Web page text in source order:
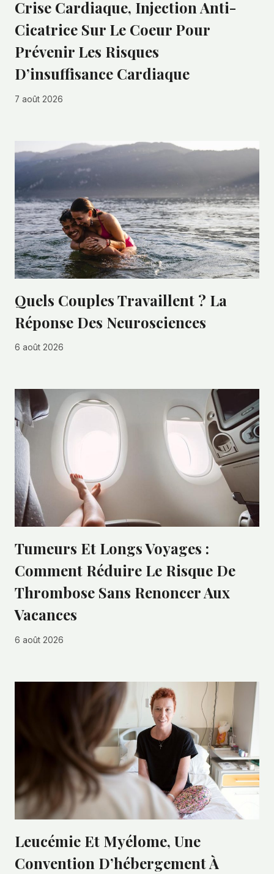
Crise Cardiaque, Injection Anti-
Cicatrice Sur Le Coeur Pour
Prévenir Les Risques
D’insuffisance Cardiaque
7 août 2026
Quels Couples Travaillent ? La
Réponse Des Neurosciences
6 août 2026
Tumeurs Et Longs Voyages :
Comment Réduire Le Risque De
Thrombose Sans Renoncer Aux
Vacances
6 août 2026
Leucémie Et Myélome, Une
Convention D’hébergement À